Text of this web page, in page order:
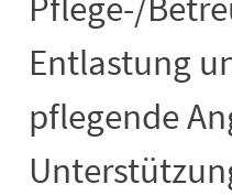
Entlastung
pflegende